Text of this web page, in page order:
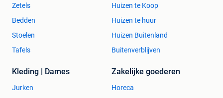
Zetels
Bedden
Stoelen
Tafels
Huizen te Koop
Huizen te huur
Huizen Buitenland
Buitenverblijven
Kleding | Dames
Jurken
Zakelijke goederen
Horeca